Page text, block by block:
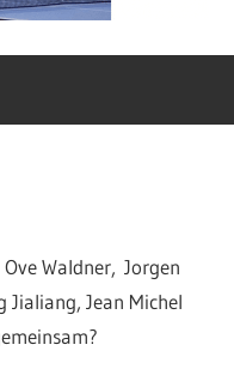
Waldner, Jorgen
Jialiang, Jean Michel